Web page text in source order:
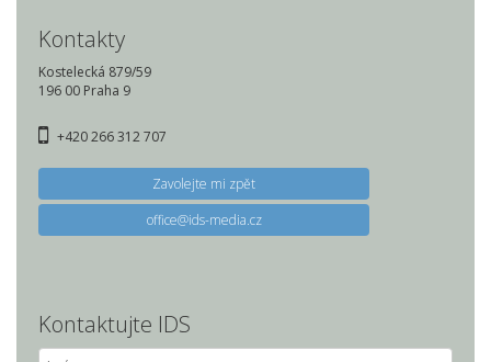
Kontakty
Kostelecká 879/59
196 00 Praha 9
+420 266 312 707
Zavolejte mi zpět
office@ids-media.cz
Kontaktujte IDS